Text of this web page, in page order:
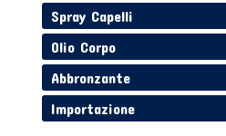
Spray Capelli
Olio Corpo
Abbronzante
Importazione